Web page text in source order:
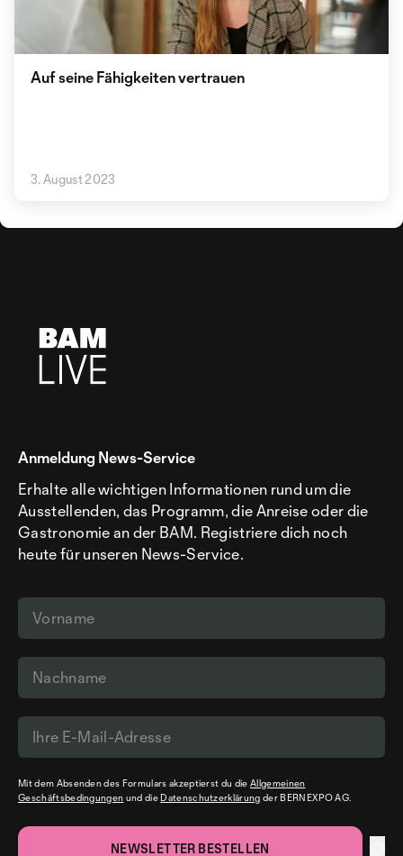
Auf seine Fähigkeiten vertrauen
3. August 2023
Anmeldung News-Service
Erhalte alle wichtigen Informationen rund um die
Ausstellenden, das Programm, die Anreise oder die
Gastronomie an der BAM. Registriere dich noch
heute für unseren News-Service.
Mit dem Absenden des Formulars akzeptierst du dieAllgemeinen
Geschäftsbedingungen und die Datenschutzerklärung der BERNEXPO AG.